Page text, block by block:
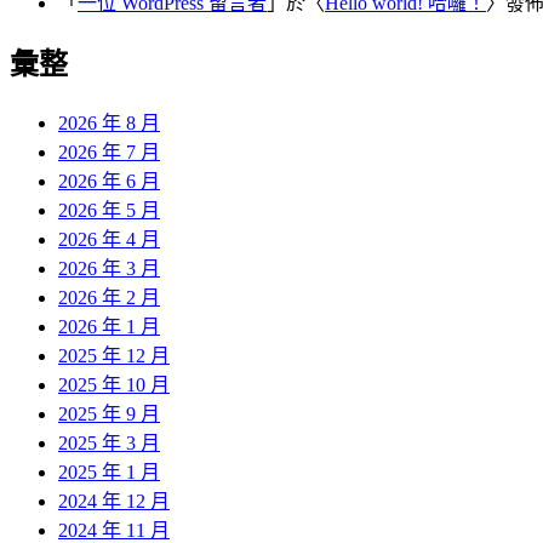
彙整
2026 年 8 月
2026 年 7 月
2026 年 6 月
2026 年 5 月
2026 年 4 月
2026 年 3 月
2026 年 2 月
2026 年 1 月
2025 年 12 月
2025 年 10 月
2025 年 9 月
2025 年 3 月
2025 年 1 月
2024 年 12 月
2024 年 11 月